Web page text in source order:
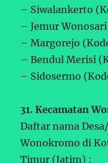
– Siwalankerto
– Jemur
– Margorejo
– Bendul Merisi
– Sidosermo
31. Kecamatan
Daftar nama
Wonokromo di
Timur (Jatim) :